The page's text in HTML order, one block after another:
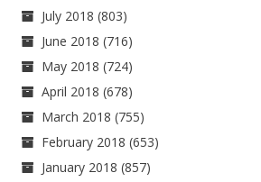
July 2018 (803)
June 2018 (716)
May 2018 (724)
April 2018 (678)
March 2018 (755)
February 2018 (653)
January 2018 (857)